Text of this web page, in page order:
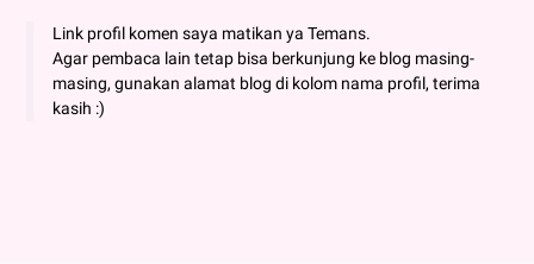
Link profil komen saya matikan ya Temans.
Agar pembaca lain tetap bisa berkunjung ke blog masing-
masing, gunakan alamat blog di kolom nama profil, terima
kasih :)